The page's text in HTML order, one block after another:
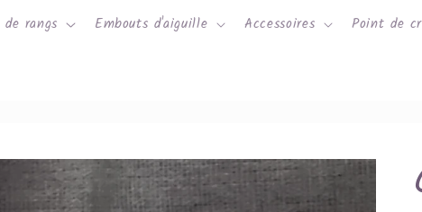
de rangs Embouts d'aiguille Accessoires Point de
s